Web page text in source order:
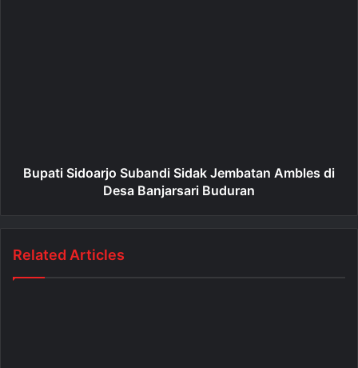
Bupati Sidoarjo Subandi Sidak Jembatan Ambles di
Desa Banjarsari Buduran
Related Articles